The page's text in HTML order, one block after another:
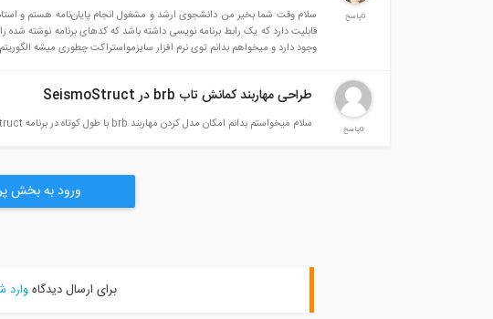
0پاسخ
سلام وقت شما بخیر من دانشجوی ارشد و مشغول انجام پایان‌نامه هستم و استادم
وجود دارد و میخواهم بدانم توی نرم افزار سایزمواستراکت چطوری میشه الگوریتم
0پاسخ
طراحی مهاربند کمانش تاب brb در SeismoStruct
سلام میخواستم بدانم امکان مدل کردن مهاربند brb با طول کوتاه در برنامه SeismoStruct وجود داره یا نه ؟
ورود به بخش
برای ارسال دیدگاهوارد